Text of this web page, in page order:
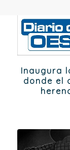
Inaugura
donde el